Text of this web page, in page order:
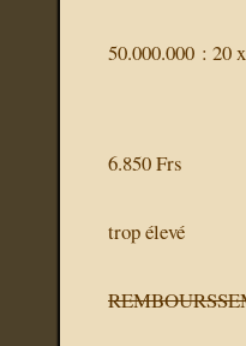
50.000.000 : 20
6.850 Frs
trop élevé